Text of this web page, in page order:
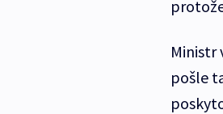
Ministr
pošle